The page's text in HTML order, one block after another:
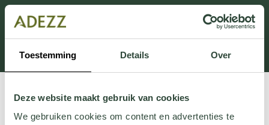
Toestemming Details Over
Deze website maakt gebruik van cookies
We gebruiken cookies om content en advertenties te
Dit onderdeel is momenteel in onderhoud.
Als je informatie mist kun je ons bellen +31 413 274
168 of mailen
Customersupport@adezz.com.